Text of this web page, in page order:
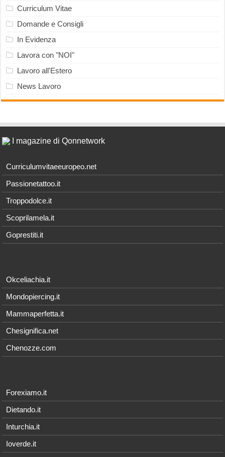
Curriculum Vitae
Domande e Consigli
In Evidenza
Lavora con "NOI"
Lavoro all'Estero
News Lavoro
I magazine di Qonnetwork
Curriculumvitaeeuropeo.net
Passionetattoo.it
Troppodolce.it
Scoprilamela.it
Goprestiti.it
Okceliachia.it
Mondopiercing.it
Mammaperfetta.it
Chesignifica.net
Chenozze.com
Forexiamo.it
Dietando.it
Inturchia.it
Ioverde.it